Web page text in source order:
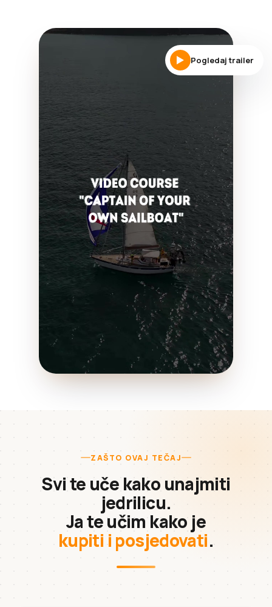
Pogledaj trailer
ZAŠTO OVAJ TEČAJ
Svi te uče kako unajmiti
jedrilicu.
Ja te učim kako je
kupiti i posjedovati.